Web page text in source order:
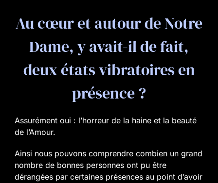
Au cœur et autour de Notre
Dame, y avait-il de fait,
deux états vibratoires en
présence ?
Assurément oui : l’horreur de la haine et la beauté
de l’Amour.
Ainsi nous pouvons comprendre combien un grand
nombre de bonnes personnes ont pu être
dérangées par certaines présences au point d’avoir